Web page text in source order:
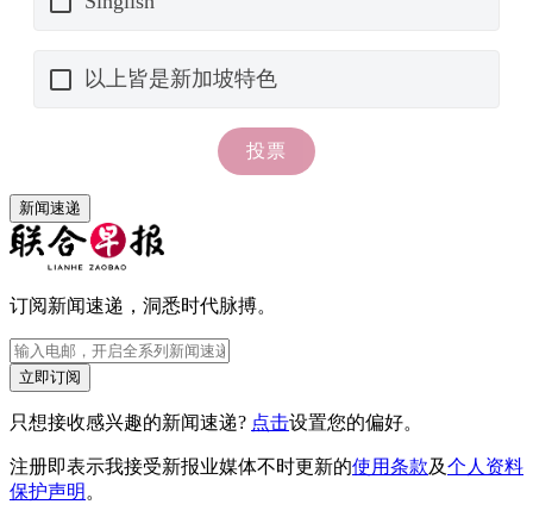
新闻速递
订阅新闻速递，洞悉时代脉搏。
立即订阅
只想接收感兴趣的新闻速递? 点击设置您的偏好。
注册即表示我接受新报业媒体不时更新的使用条款及个人资料
保护声明 。